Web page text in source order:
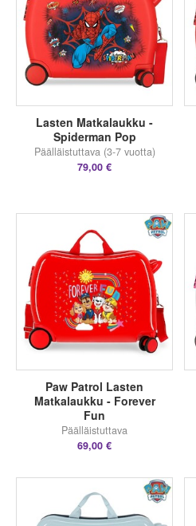
Lasten Matkalaukku -
Spiderman Pop
Päälläistuttava (3-7 vuotta)
79,00 €
Paw Patrol Lasten
Matkalaukku - Forever
Fun
Päälläistuttava
69,00 €